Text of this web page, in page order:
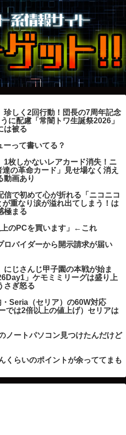
珍しく2回行動！団長の7周年記念
に配慮「常闇トワ生誕祭2026」
は被る
って書いてる？
1枚しかないレアカード消失！ニ
の革命カード」見せ場なく消え
動画あり
で初めて心が折れる「ニコニコ
重なり涙が溢れ出てしまう！は
極まる
のPCを買います」←これ
ロバイダーから開示請求が届い
じさんじ甲子園の本戦が始ま
」ケモミミリーグは盛り上
さぎ怒る
・Seria（セリア）の60W対応
では2倍以上の値上げ）セリアは
ノートパソコン見つけたんだけど
くらいのポイントが余っててまも